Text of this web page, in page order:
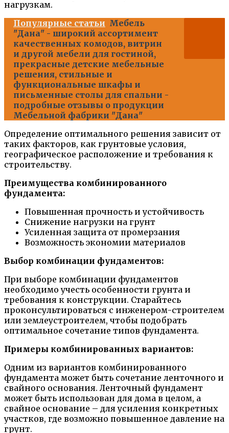
нагрузкам.
Популярные статьи Мебель
"Дана" - широкий ассортимент
качественных комодов, витрин
и другой мебели для гостиной,
прекрасные детские мебельные
решения, стильные и
функциональные шкафы и
письменные столы для спальни -
подробные отзывы о продукции
Мебельной фабрики "Дана"
Определение оптимального решения зависит от
таких факторов, как грунтовые условия,
географическое расположение и требования к
строительству.
Преимущества комбинированного
фундамента:
Повышенная прочность и устойчивость
Снижение нагрузки на грунт
Усиленная защита от промерзания
Возможность экономии материалов
Выбор комбинации фундаментов:
При выборе комбинации фундаментов
необходимо учесть особенности грунта и
требования к конструкции. Старайтесь
проконсультироваться с инженером-строителем
или землеустроителем, чтобы подобрать
оптимальное сочетание типов фундамента.
Примеры комбинированных вариантов:
Одним из вариантов комбинированного
фундамента может быть сочетание ленточного и
свайного основания. Ленточный фундамент
может быть использован для дома в целом, а
свайное основание – для усиления конкретных
участков, где возможно повышенное давление на
грунт.